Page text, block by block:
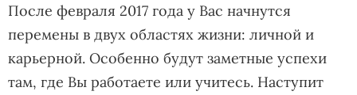
После февраля 2017 года у Вас начнутся
перемены в двух областях жизни: личной и
карьерной. Особенно будут заметные успехи
там, где Вы работаете или учитесь. Наступит